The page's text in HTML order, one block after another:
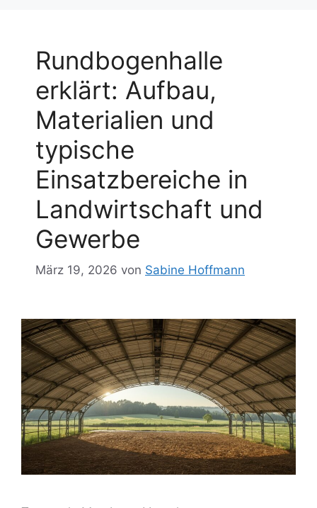
Rundbogenhalle
erklärt: Aufbau,
Materialien und
typische
Einsatzbereiche in
Landwirtschaft und
Gewerbe
März 19, 2026 von Sabine Hoffmann